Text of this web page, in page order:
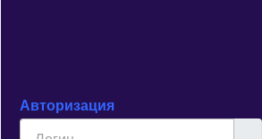
Авторизация